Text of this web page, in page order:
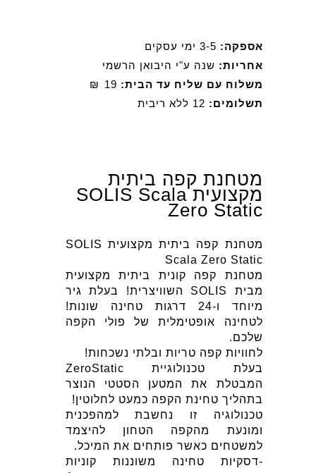
אספקה: 3-5 ימי עסקים
אחריות: שנה ע"י היבואן הרשמי
משלוח עם שליח עד הבית: 19
₪
תשלומים: 12 ללא ריבית
מטחנת קפה ביתית
מקצועית SOLIS Scala
Zero Static
מטחנת קפה ביתית מקצועית SOLIS
Scala Zero Static
מטחנת קפה קונית ביתית מקצועית
מבית SOLIS השוויצרית! בעלת גיר
מיוחד ו-24 דרגות טחינה שונות!
לטחינה אופטימלית של פולי הקפה
שלכם.
לחוויות קפה טריות ובלתי נשכחות!
בעלת טכנולוגיית ZeroStatic
המבטלת את המטען הסטטי הנוצר
בתהליך טחינת הקפה כמעט לחלוטין!
טכנולוגיה זו נחשבת למהפכנית
ומונעת מהקפה הטחון להיצמד
למשטחים כאשר פותחים את המיכל.
-דסקיות טחינה משוננות קוניות